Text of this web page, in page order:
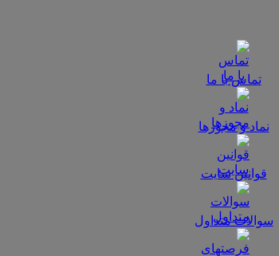
تماس با ما
نماد و مجوزها
قوانین سایت
سوالات متداول